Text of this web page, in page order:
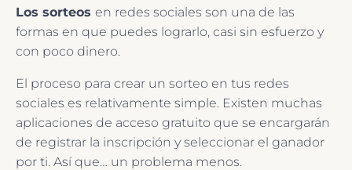
Los sorteos en redes sociales son una de las
formas en que puedes lograrlo, casi sin esfuerzo y
con poco dinero.
El proceso para crear un sorteo en tus redes
sociales es relativamente simple. Existen muchas
aplicaciones de acceso gratuito que se encargarán
de registrar la inscripción y seleccionar el ganador
por ti. Así que… un problema menos.